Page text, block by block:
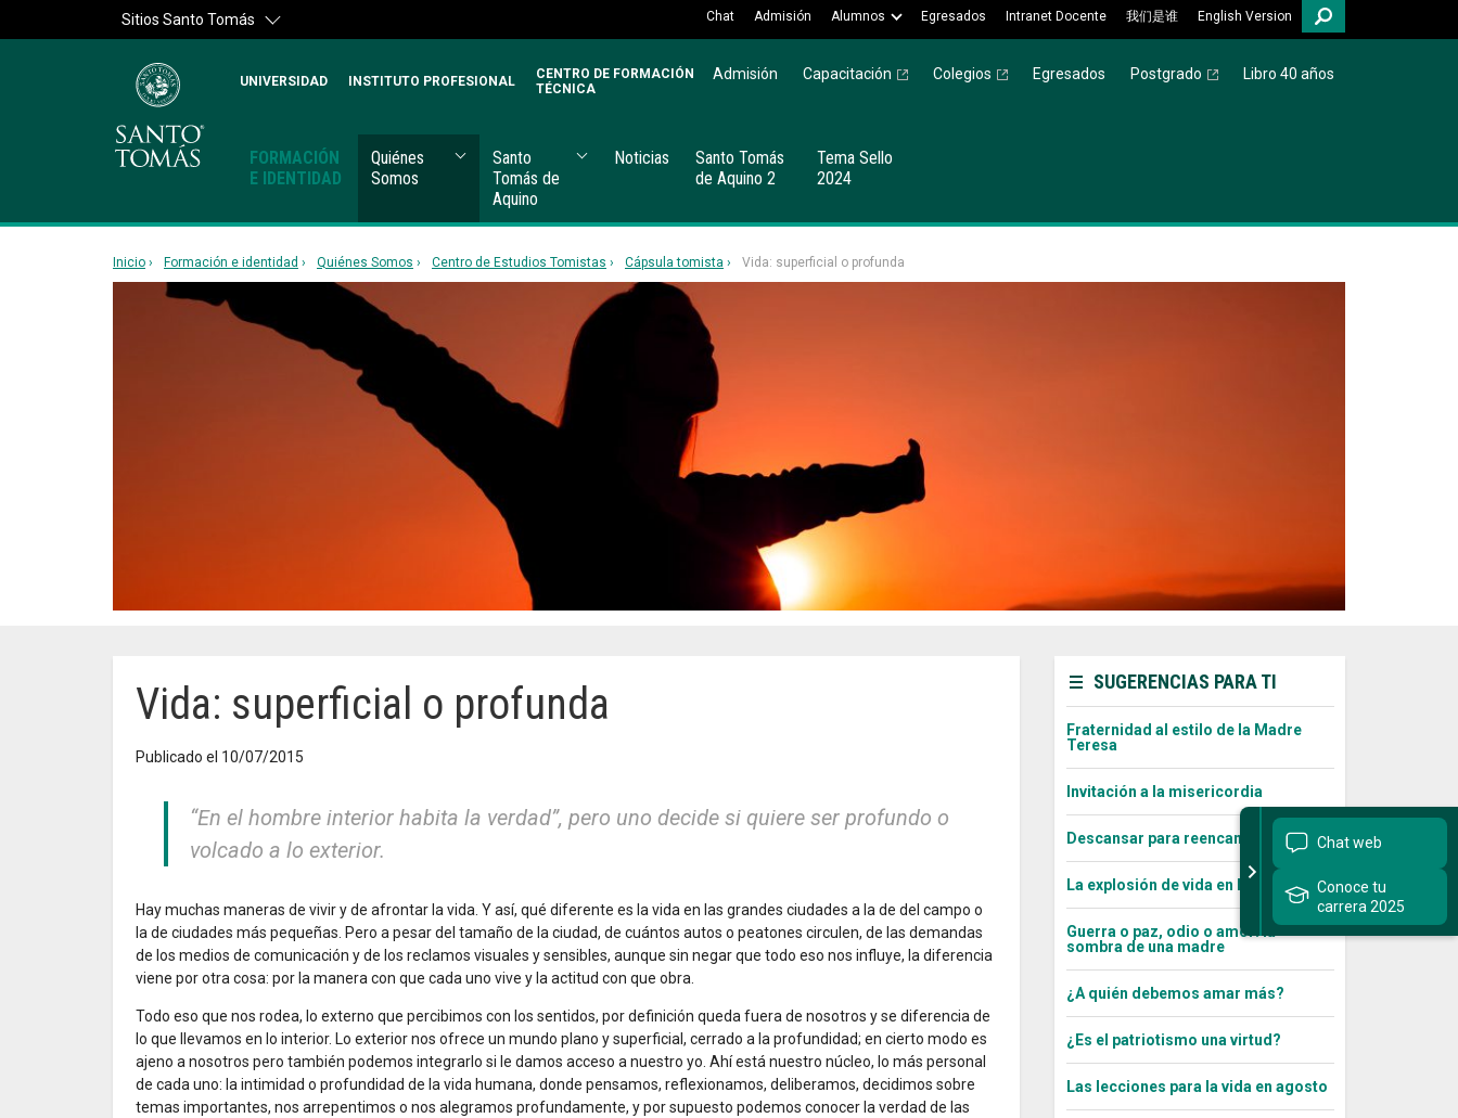
Sitios Santo Tomás English Version
我们是谁
Intranet Docente
Egresados
Alumnos
Admisión
Chat
Admisión Capacitación Colegios Egresados Postgrado Libro 40 años
UNIVERSIDAD INSTITUTO PROFESIONAL
CENTRO DE FORMACIÓN
TÉCNICA
FORMACIÓN
E IDENTIDAD
Quiénes
Somos
Santo
Tomás de
Aquino
Noticias
Santo Tomás
de Aquino 2
Tema Sello
2024
Inicio Formación e identidad Quiénes Somos Centro de Estudios Tomistas Cápsula tomista Vida: superficial o profunda
Vida: superficial o profunda
Publicado el 10/07/2015
“En el hombre interior habita la verdad”, pero uno decide si quiere ser profundo o
volcado a lo exterior.
Hay muchas maneras de vivir y de afrontar la vida. Y así, qué diferente es la vida en las grandes ciudades a la de del campo o
la de ciudades más pequeñas. Pero a pesar del tamaño de la ciudad, de cuántos autos o peatones circulen, de las demandas
de los medios de comunicación y de los reclamos visuales y sensibles, aunque sin negar que todo eso nos influye, la diferencia
viene por otra cosa: por la manera con que cada uno vive y la actitud con que obra.
Todo eso que nos rodea, lo externo que percibimos con los sentidos, por definición queda fuera de nosotros y se diferencia de
lo que llevamos en lo interior. Lo exterior nos ofrece un mundo plano y superficial, cerrado a la profundidad; en cierto modo es
ajeno a nosotros pero también podemos integrarlo si le damos acceso a nuestro yo. Ahí está nuestro núcleo, lo más personal
de cada uno: la intimidad o profundidad de la vida humana, donde pensamos, reflexionamos, deliberamos, decidimos sobre
temas importantes, nos arrepentimos o nos alegramos profundamente, y por supuesto podemos conocer la verdad de las
SUGERENCIAS PARA TI
Fraternidad al estilo de la Madre
Teresa
Invitación a la misericordia
Descansar para reencantarse
La explosión de vida en Navidad
Guerra o paz, odio o amor: la
sombra de una madre
¿A quién debemos amar más?
¿Es el patriotismo una virtud?
Las lecciones para la vida en agosto
Chat web
Conoce tu
carrera 2025